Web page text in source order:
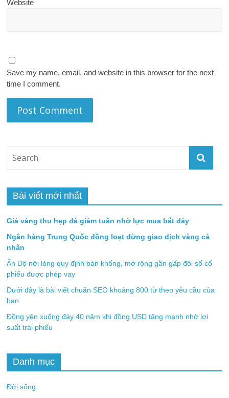
Website
Save my name, email, and website in this browser for the next
time I comment.
Bài viết mới nhất
Giá vàng thu hẹp đà giảm tuần nhờ lực mua bắt đáy
Ngân hàng Trung Quốc đồng loạt dừng giao dịch vàng cá
nhân
Ấn Độ nới lỏng quy định bán khống, mở rộng gần gấp đôi số cổ
phiếu được phép vay
Dưới đây là bài viết chuẩn SEO khoảng 800 từ theo yêu cầu của
bạn.
Đồng yên xuống đáy 40 năm khi đồng USD tăng mạnh nhờ lợi
suất trái phiếu
Danh mục
Đời sống